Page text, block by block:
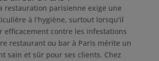
restauration parisienne exige une
à l'hygiène, surtout lorsqu'il
efficacement contre les infestations
restaurant ou bar à Paris mérite un
sain et sûr pour ses clients. Chez